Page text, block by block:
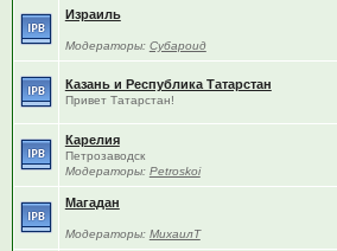
Израиль
Модераторы: Субароид
Казань и Республика Татарстан
Привет Татарстан!
Карелия
Петрозаводск
Модераторы: Petroskoi
Магадан
Модераторы: МихаилТ